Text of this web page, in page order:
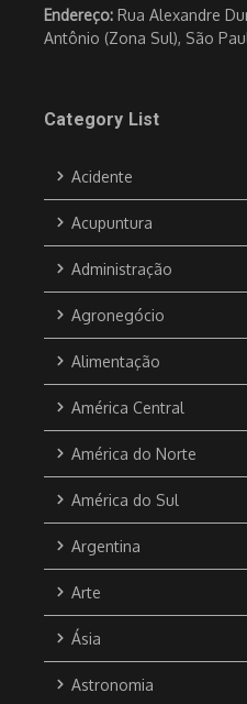
Endereço: Rua Alexandre
Antônio (Zona Sul), São
Category List
Acidente
Acupuntura
Administração
Agronegócio
Alimentação
América Central
América do Norte
América do Sul
Argentina
Arte
Ásia
Astronomia